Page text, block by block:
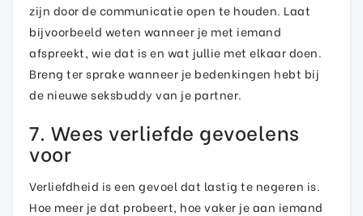
zijn door de communicatie open te houden. Laat
bijvoorbeeld weten wanneer je met iemand
afspreekt, wie dat is en wat jullie met elkaar doen.
Breng ter sprake wanneer je bedenkingen hebt bij
de nieuwe seksbuddy van je partner.
7. Wees verliefde gevoelens
voor
Verliefdheid is een gevoel dat lastig te negeren is.
Hoe meer je dat probeert, hoe vaker je aan iemand